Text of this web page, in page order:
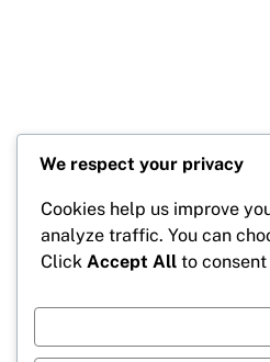
We respect your privacy
Cookies help us improve
analyze traffic. You can
Click Accept All to consent